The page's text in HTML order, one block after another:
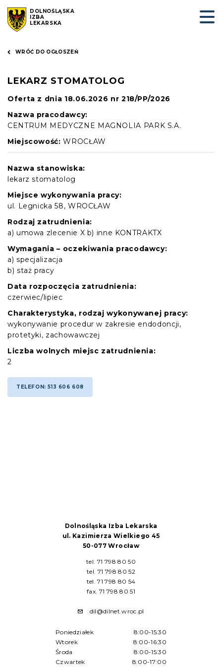
DOLNOŚLĄSKA
IZBA
LEKARSKA
WRÓĆ DO OGŁOSZEŃ
LEKARZ STOMATOLOG
Oferta z dnia 18.06.2026 nr 218/PP/2026
Nazwa pracodawcy:
CENTRUM MEDYCZNE MAGNOLIA PARK S.A.
Miejscowość: WROCŁAW
Nazwa stanowiska:
lekarz stomatolog
Miejsce wykonywania pracy:
ul. Legnicka 58, WROCŁAW
Rodzaj zatrudnienia:
a) umowa zlecenie X b) inne KONTRAKTX
Wymagania – oczekiwania pracodawcy:
a) specjalizacja
b) staż pracy
Data rozpoczęcia zatrudnienia:
czerwiec/lipiec
Charakterystyka, rodzaj wykonywanej pracy:
wykonywanie procedur w zakresie endodoncji,
protetyki, zachowawczej
Liczba wolnych miejsc zatrudnienia:
2
TELEFON: 513 606 608
Dolnośląska Izba Lekarska
ul. Kazimierza Wielkiego 45
50-077 Wrocław
tel. 71 798 80 50
tel. 71 798 80 52
tel. 71 798 80 54
fax. 71 798 80 51
dil@dilnet.wroc.pl
Poniedziałek
8:00-15:30
Wtorek
8:00-16:30
Środa
8:00-15:30
Czwartek
8:00-17:00